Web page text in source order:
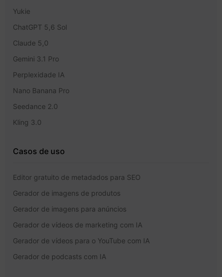
Yukie
ChatGPT 5,6 Sol
Claude 5,0
Gemini 3.1 Pro
Perplexidade IA
Nano Banana Pro
Seedance 2.0
Kling 3.0
Casos de uso
Editor gratuito de metadados para SEO
Gerador de imagens de produtos
Gerador de imagens para anúncios
Gerador de vídeos de marketing com IA
Gerador de vídeos para o YouTube com IA
Gerador de podcasts com IA